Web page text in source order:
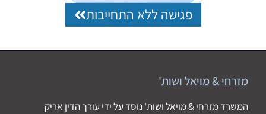
פגישה ללא התחייבות
מזרחי & מויאל ושות'
המשרד מזרחי & מויאל ושות' נוסד על ידי עורך הדין אריק